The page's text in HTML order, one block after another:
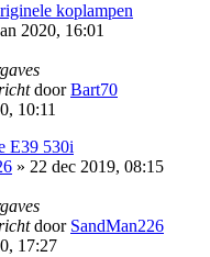
koplampen
2020, 16:01
doorBart70
10:11
E39 530i
» 22 dec 2019, 08:15
door SandMan226
17:27